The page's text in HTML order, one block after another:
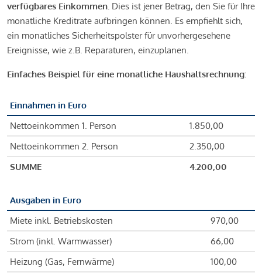
verfügbares Einkommen. Dies ist jener Betrag, den Sie für Ihre
monatliche Kreditrate aufbringen können. Es empfiehlt sich,
ein monatliches Sicherheitspolster für unvorhergesehene
Ereignisse, wie z.B. Reparaturen, einzuplanen.
Einfaches Beispiel für eine monatliche Haushaltsrechnung:
Einnahmen in Euro
Nettoeinkommen 1. Person
1.850,00
Nettoeinkommen 2. Person
2.350,00
SUMME
4.200,00
Ausgaben in Euro
Miete inkl. Betriebskosten
970,00
Strom (inkl. Warmwasser)
66,00
Heizung (Gas, Fernwärme)
100,00